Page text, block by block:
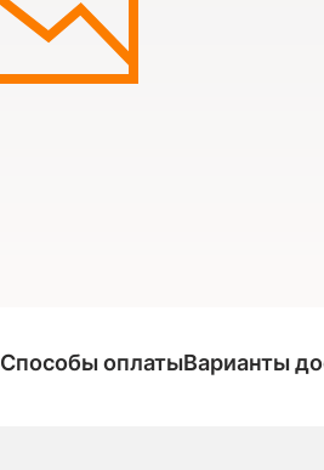
Способы оплатыВарианты